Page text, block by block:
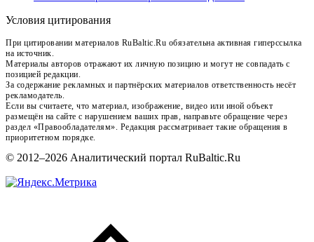
Условия цитирования
При цитировании материалов RuBaltic.Ru обязательна активная гиперссылка
на источник.
Материалы авторов отражают их личную позицию и могут не совпадать с
позицией редакции.
За содержание рекламных и партнёрских материалов ответственность несёт
рекламодатель.
Если вы считаете, что материал, изображение, видео или иной объект
размещён на сайте с нарушением ваших прав, направьте обращение через
раздел «Правообладателям». Редакция рассматривает такие обращения в
приоритетном порядке.
© 2012–2026 Аналитический портал RuBaltic.Ru